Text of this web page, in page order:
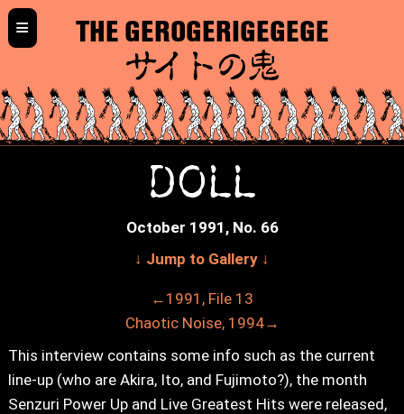
≡ THE GEROGERIGEGEGE
サイトの鬼
DOLL
←1991, File 13
October 1991, No. 66
↓ Jump to Gallery ↓
Chaotic Noise, 1994→
This interview contains some info such as the current
line-up (who are Akira, Ito, and Fujimoto?), the month
Senzuri Power Up and Live Greatest Hits were released,